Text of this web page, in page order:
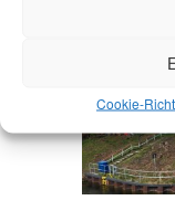
Cookie-